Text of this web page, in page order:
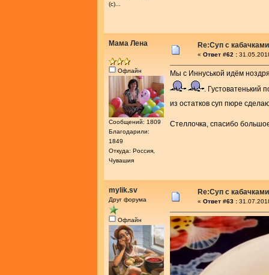
(с)...
Мама Лена
Офлайн
Сообщений: 1809
Благодарили:
1849
Откуда: Россия,
Чувашия
Re:Суп с
« Ответ #62 :
Мы с Иннуськой идём
. Густоватенький
из остатков суп пюре
Стеллочка, спасибо
mylik.sv
Друг форума
Офлайн
Re:Суп с
« Ответ #63 :